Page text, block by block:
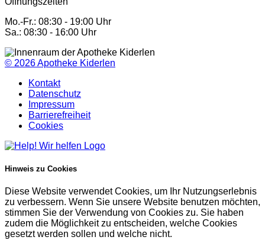
Mo.-Fr.: 08:30 - 19:00 Uhr
Sa.: 08:30 - 16:00 Uhr
© 2026Apotheke Kiderlen
Kontakt
Datenschutz
Impressum
Barrierefreiheit
Cookies
Hinweis zu Cookies
Diese Website verwendet Cookies, um Ihr Nutzungserlebnis
zu verbessern. Wenn Sie unsere Website benutzen möchten,
stimmen Sie der Verwendung von Cookies zu. Sie haben
zudem die Möglichkeit zu entscheiden, welche Cookies
gesetzt werden sollen und welche nicht.